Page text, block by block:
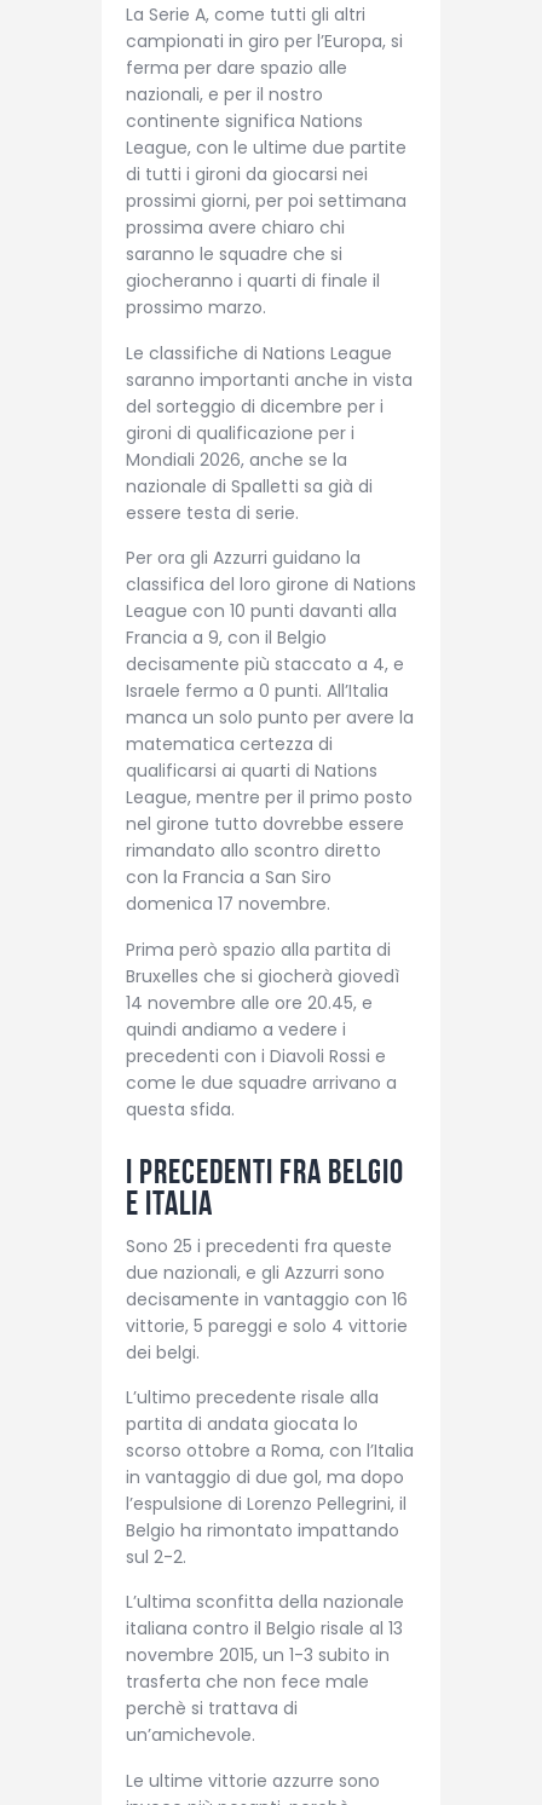
La Serie A, come tutti gli altri
campionati in giro per l’Europa, si
ferma per dare spazio alle
nazionali, e per il nostro
continente significa Nations
League, con le ultime due partite
di tutti i gironi da giocarsi nei
prossimi giorni, per poi settimana
prossima avere chiaro chi
saranno le squadre che si
giocheranno i quarti di finale il
prossimo marzo.
Le classifiche di Nations League
saranno importanti anche in vista
del sorteggio di dicembre per i
gironi di qualificazione per i
Mondiali 2026, anche se la
nazionale di Spalletti sa già di
essere testa di serie.
Per ora gli Azzurri guidano la
classifica del loro girone di Nations
League con 10 punti davanti alla
Francia a 9, con il Belgio
decisamente più staccato a 4, e
Israele fermo a 0 punti. All’Italia
manca un solo punto per avere la
matematica certezza di
qualificarsi ai quarti di Nations
League, mentre per il primo posto
nel girone tutto dovrebbe essere
rimandato allo scontro diretto
con la Francia a San Siro
domenica 17 novembre.
Prima però spazio alla partita di
Bruxelles che si giocherà giovedì
14 novembre alle ore 20.45, e
quindi andiamo a vedere i
precedenti con i Diavoli Rossi e
come le due squadre arrivano a
questa sfida.
I precedenti fra Belgio
e Italia
Sono 25 i precedenti fra queste
due nazionali, e gli Azzurri sono
decisamente in vantaggio con 16
vittorie, 5 pareggi e solo 4 vittorie
dei belgi.
L’ultimo precedente risale alla
partita di andata giocata lo
scorso ottobre a Roma, con l’Italia
in vantaggio di due gol, ma dopo
l’espulsione di Lorenzo Pellegrini, il
Belgio ha rimontato impattando
sul 2-2.
L’ultima sconfitta della nazionale
italiana contro il Belgio risale al 13
novembre 2015, un 1-3 subito in
trasferta che non fece male
perchè si trattava di
un’amichevole.
Le ultime vittorie azzurre sono